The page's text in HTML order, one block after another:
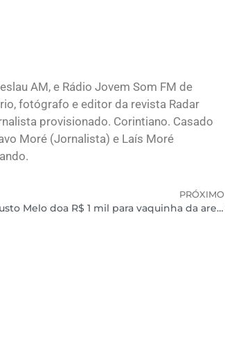
AM, e Rádio Jovem Som FM de
fotógrafo e editor da revista Radar
provisionado. Corintiano. Casado
Moré (Jornalista) e Laís Moré
PRÓXIMO
Augusto Melo doa R$ 1 mil para vaquinha da arena corintiana e web reage: ‘Mais pobre que eu’